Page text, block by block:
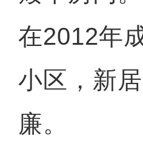
在2012年
小区，新
廉。